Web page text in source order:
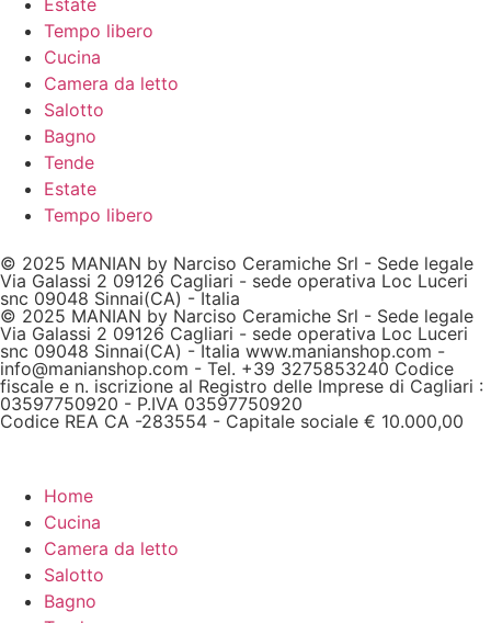
Estate
Tempo libero
Cucina
Camera da letto
Salotto
Bagno
Tende
Estate
Tempo libero
© 2025 MANIAN by Narciso Ceramiche Srl - Sede legale
Via Galassi 2 09126 Cagliari - sede operativa Loc Luceri
snc 09048 Sinnai(CA) - Italia
© 2025 MANIAN by Narciso Ceramiche Srl - Sede legale
Via Galassi 2 09126 Cagliari - sede operativa Loc Luceri
snc 09048 Sinnai(CA) - Italia www.manianshop.com -
info@manianshop.com - Tel. +39 3275853240 Codice
fiscale e n. iscrizione al Registro delle Imprese di Cagliari :
03597750920 - P.IVA 03597750920
Codice REA CA -283554 - Capitale sociale € 10.000,00
Home
Cucina
Camera da letto
Salotto
Bagno